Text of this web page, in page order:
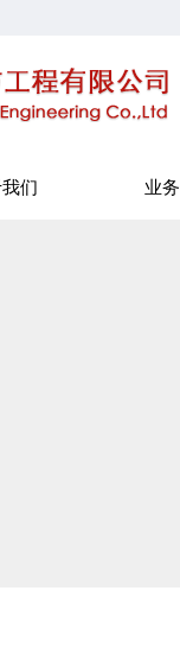
们 业